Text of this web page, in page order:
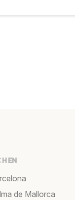
de Mallorca